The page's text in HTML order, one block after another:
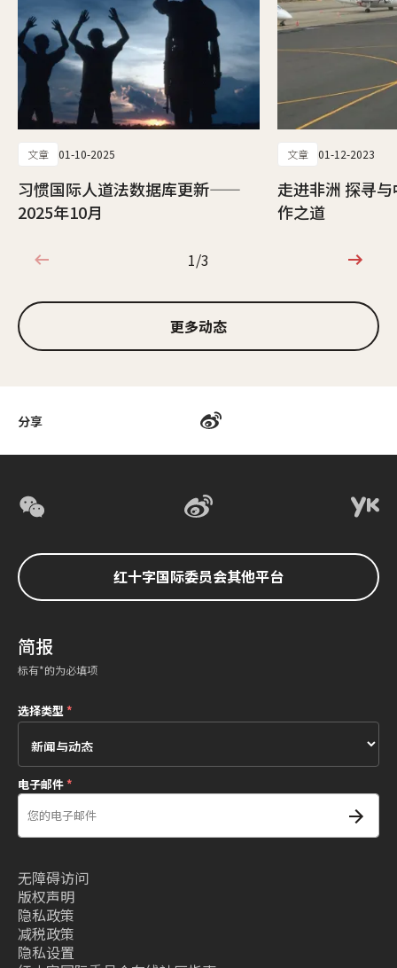
分享
文章 01-10-2025
习惯国际人道法数据库更新——
2025年10月
文章 01-12-2023
走进非洲 探寻
作之道
1/3
1/3
更多动态
红十字国际委员会其他平台
简报
标有*的为必填项
选择类型*
电子邮件*
无障碍访问
版权声明
隐私政策
减税政策
隐私设置